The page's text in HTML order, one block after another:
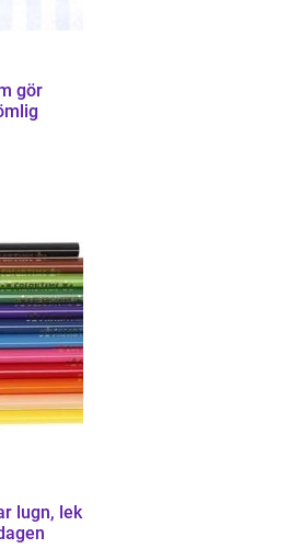
gör
lugn, lek